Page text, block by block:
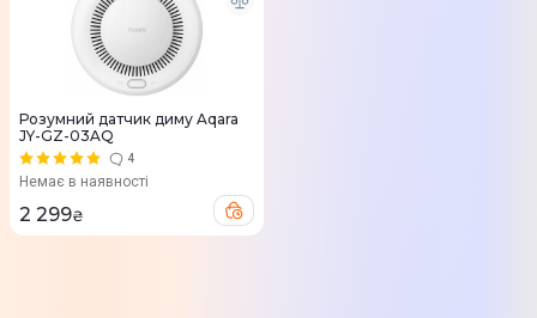
Розумний датчик диму Aqara
JY-GZ-03AQ
4
Немає в наявності
2 299₴